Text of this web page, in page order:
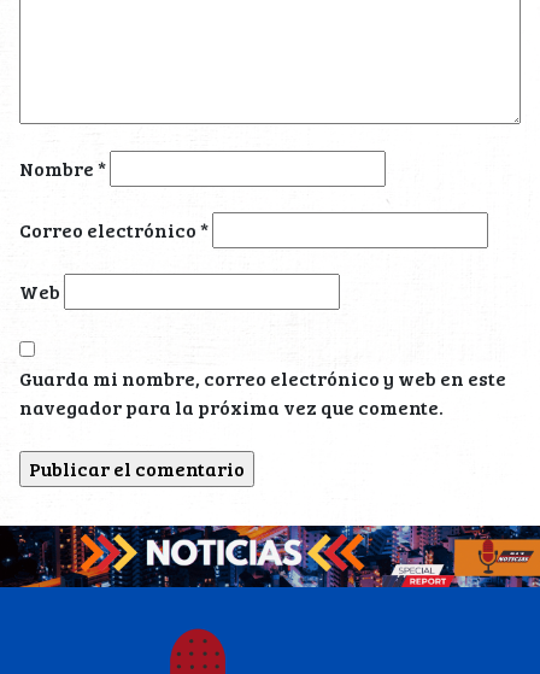
Nombre*
Correo electrónico*
Web
Guarda mi nombre, correo electrónico y web en este
navegador para la próxima vez que comente.